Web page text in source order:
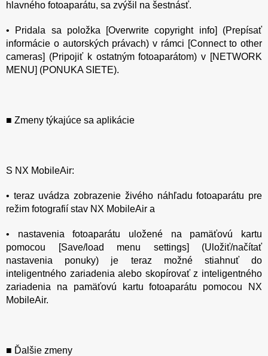
hlavného fotoaparátu, sa zvýšil na šestnásť.
• Pridala sa položka [Overwrite copyright info] (Prepísať
informácie o autorských právach) v rámci [Connect to other
cameras] (Pripojiť k ostatným fotoaparátom) v [NETWORK
MENU] (PONUKA SIETE).
■ Zmeny týkajúce sa aplikácie
S NX MobileAir:
• teraz uvádza zobrazenie živého náhľadu fotoaparátu pre
režim fotografií stav NX MobileAir a
• nastavenia fotoaparátu uložené na pamäťovú kartu
pomocou [Save/load menu settings] (Uložiť/načítať
nastavenia ponuky) je teraz možné stiahnuť do
inteligentného zariadenia alebo skopírovať z inteligentného
zariadenia na pamäťovú kartu fotoaparátu pomocou NX
MobileAir.
■ Ďalšie zmeny